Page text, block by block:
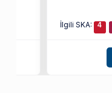
İlgili SKA: 4